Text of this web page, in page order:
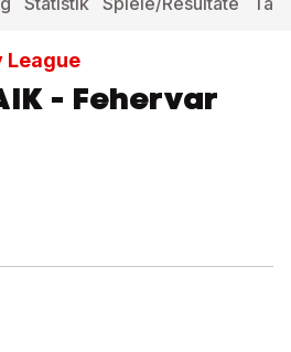
League
- Fehervar